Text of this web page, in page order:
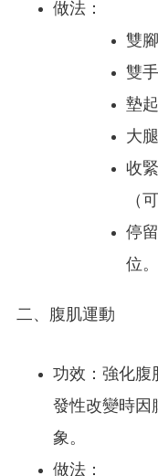
做法：
雙
雙
墊
大
收
（
停
位。
二、腹肌運動
功效：強化腹
發性改變時因
象。
做法：